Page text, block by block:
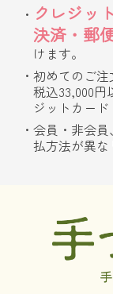
クレジッ
決済・郵
けます。
初めてのご
税込33,000
ジットカード
会員・非会
払方法が異な